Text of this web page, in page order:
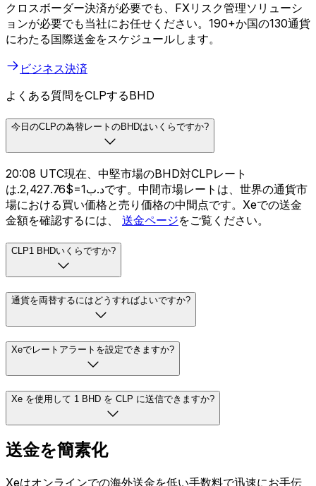
クロスボーダー決済が必要でも、FXリスク管理ソリューシ
ョンが必要でも当社にお任せください。190+か国の130通貨
にわたる国際送金をスケジュールします。
ビジネス決済
よくある質問をCLPするBHD
今日のCLPの為替レートのBHDはいくらですか?
20:08 UTC現在、中堅市場のBHD対CLPレート
は.د.ب1=$2,427.76です。中間市場レートは、世界の通貨市
場における買い価格と売り価格の中間点です。Xeでの送金
金額を確認するには、 送金ページをご覧ください。
CLP1 BHDいくらですか?
通貨を両替するにはどうすればよいですか?
Xeでレートアラートを設定できますか?
Xe を使用して 1 BHD を CLP に送信できますか?
送金を簡素化
Xeはオンラインでの海外送金を低い手数料で迅速にお手伝